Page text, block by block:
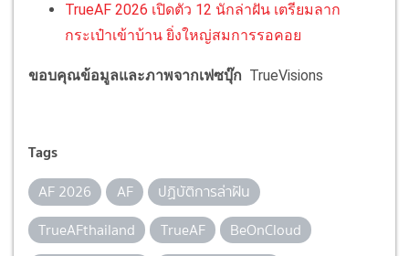
TrueAF 2026 เปิดตัว 12 นักล่าฝัน เตรียมลาก
กระเป๋าเข้าบ้าน ยิ่งใหญ่สมการรอคอย
ขอบคุณข้อมูลและภาพจากเฟซบุ๊ก TrueVisions
Tags
AF 2026 AF
ปฏิบัติการล่าฝัน
TrueAFthailand
TrueAF
BeOnCloud